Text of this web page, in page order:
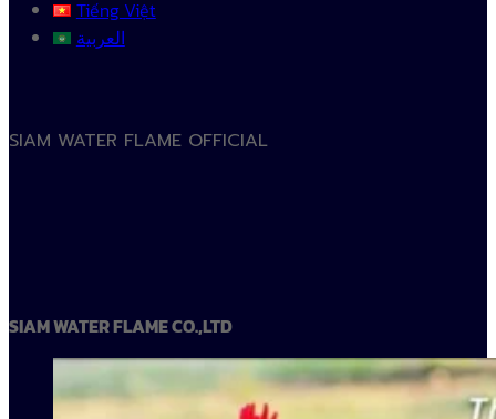
Tiếng Việt
العربية
SIAM WATER FLAME OFFICIAL
SIAM WATER FLAME CO.,LTD